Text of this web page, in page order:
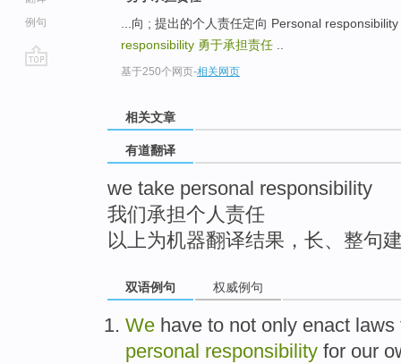
例句
...向 ; 提出的个人责任定向 Personal
responsibility 勇于承担责任
基于250个网页-相关网页
相关文章
有道翻译
we take personal responsibility
我们承担个人责任
以上为机器翻译结果，长、整句
双语例句 权威例句
We have to not only enact laws
personal responsibility for our